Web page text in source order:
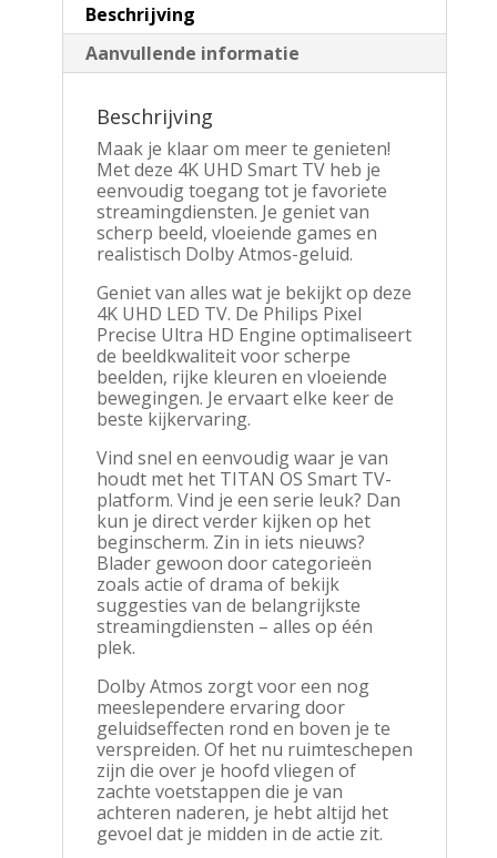
Beschrijving
Aanvullende informatie
Beschrijving
Maak je klaar om meer te genieten!
Met deze 4K UHD Smart TV heb je
eenvoudig toegang tot je favoriete
streamingdiensten. Je geniet van
scherp beeld, vloeiende games en
realistisch Dolby Atmos-geluid.
Geniet van alles wat je bekijkt op deze
4K UHD LED TV. De Philips Pixel
Precise Ultra HD Engine optimaliseert
de beeldkwaliteit voor scherpe
beelden, rijke kleuren en vloeiende
bewegingen. Je ervaart elke keer de
beste kijkervaring.
Vind snel en eenvoudig waar je van
houdt met het TITAN OS Smart TV-
platform. Vind je een serie leuk? Dan
kun je direct verder kijken op het
beginscherm. Zin in iets nieuws?
Blader gewoon door categorieën
zoals actie of drama of bekijk
suggesties van de belangrijkste
streamingdiensten – alles op één
plek.
Dolby Atmos zorgt voor een nog
meeslependere ervaring door
geluidseffecten rond en boven je te
verspreiden. Of het nu ruimteschepen
zijn die over je hoofd vliegen of
zachte voetstappen die je van
achteren naderen, je hebt altijd het
gevoel dat je midden in de actie zit.